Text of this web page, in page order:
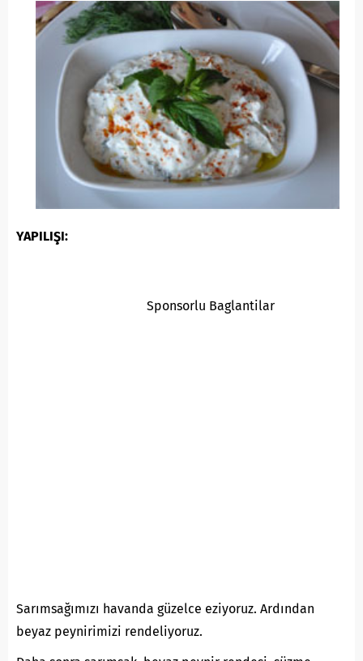
YAPILIŞI:
Sponsorlu Baglantilar
Sarımsağımızı havanda güzelce eziyoruz. Ardından
beyaz peynirimizi rendeliyoruz.